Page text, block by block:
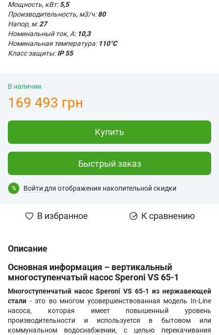
Мощность, кВт:5,5
Производительность, м3/ч:80
Напор, м:27
Номинальный ток, А:10,3
Номинальная температура:110°С
Класс защиты: IP 55
В наличии
169 493 грн
Купить
Быстрый заказ
% Войти для отображения накопительной скидки
В избранное К сравнению
Описание
Основная информация – вертикальный
многоступенчатый насос Speroni VS 65-1
Многоступенчатый насос Speroni VS 65-1 из нержавеющей
стали -это во многом усовершенствованная модель In-Line
насоса, которая имеет повышенный уровень
производительности и используется в бытовом или
коммунальном водоснабжении, с целью перекачивания